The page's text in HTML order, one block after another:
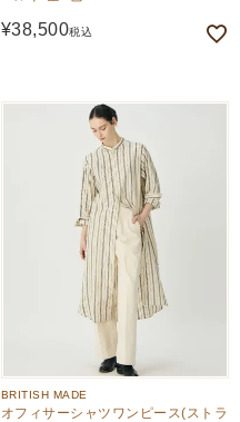
¥38,500税込
BRITISH MADE
オフィサーシャツワンピース(ストラ